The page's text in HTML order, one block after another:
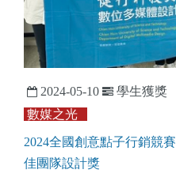
2024-05-10
學生獲獎
數媒之光
2024全國創意點子行銷競賽
佳團隊設計獎